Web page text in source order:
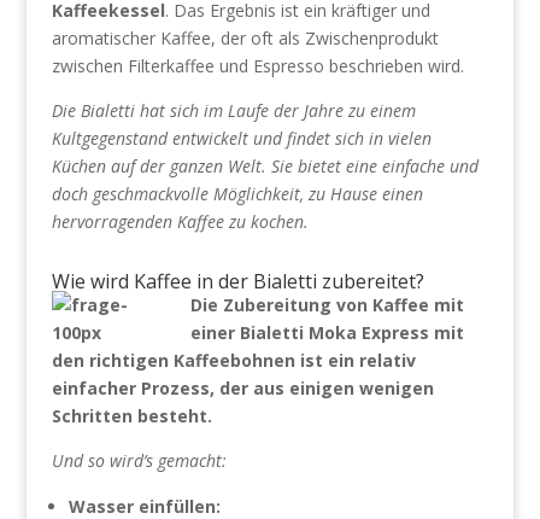
Kaffeekessel. Das Ergebnis ist ein kräftiger und
aromatischer Kaffee, der oft als Zwischenprodukt
zwischen Filterkaffee und Espresso beschrieben wird.
Die Bialetti hat sich im Laufe der Jahre zu einem
Kultgegenstand entwickelt und findet sich in vielen
Küchen auf der ganzen Welt. Sie bietet eine einfache und
doch geschmackvolle Möglichkeit, zu Hause einen
hervorragenden Kaffee zu kochen.
Wie wird Kaffee in der Bialetti zubereitet?
Die Zubereitung von Kaffee mit
einer Bialetti Moka Express mit
den richtigen Kaffeebohnen ist ein relativ
einfacher Prozess, der aus einigen wenigen
Schritten besteht.
Und so wird’s gemacht:
Wasser einfüllen: